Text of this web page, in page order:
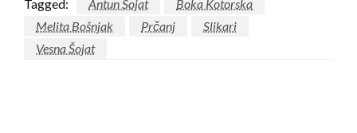
Tagged: Antun Sojat
Boka Kotorska
Melita Bošnjak
Prčanj
Slikari
Vesna Šojat